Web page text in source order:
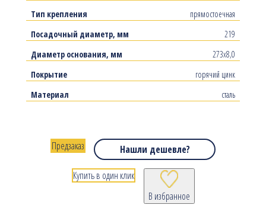
Тип крепления
прямостоечная
Посадочный диаметр, мм
219
Диаметр основания, мм
273х8,0
Покрытие
горячий цинк
Материал
сталь
Нашли дешевле?
В избранное
Предзаказ
Купить в один клик